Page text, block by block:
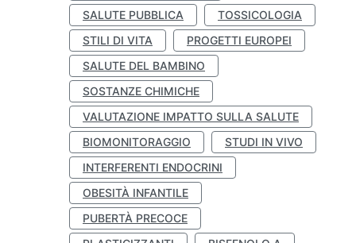
SALUTE PUBBLICA
TOSSICOLOGIA
STILI DI VITA
PROGETTI EUROPEI
SALUTE DEL BAMBINO
SOSTANZE CHIMICHE
VALUTAZIONE IMPATTO SULLA SALUTE
BIOMONITORAGGIO
STUDI IN VIVO
INTERFERENTI ENDOCRINI
OBESITÀ INFANTILE
PUBERTÀ PRECOCE